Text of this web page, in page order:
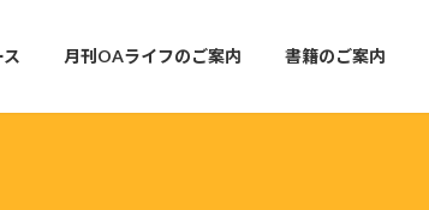
月刊OAライフのご案内 書籍のご案内